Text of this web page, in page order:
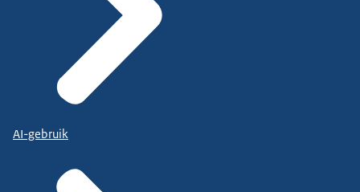
AI-gebruik